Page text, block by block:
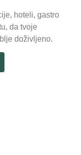
hoteli, gastro
da tvoje
doživljeno.